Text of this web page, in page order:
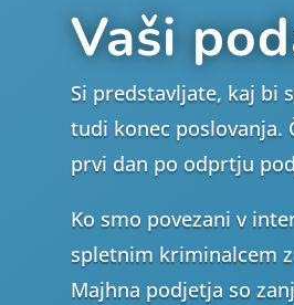
Vaši
Si predstavljate, kaj bi
tudi konec poslovanja.
prvi dan po odprtju
Ko smo povezani v
spletnim kriminalcem
Majhna podjetja so